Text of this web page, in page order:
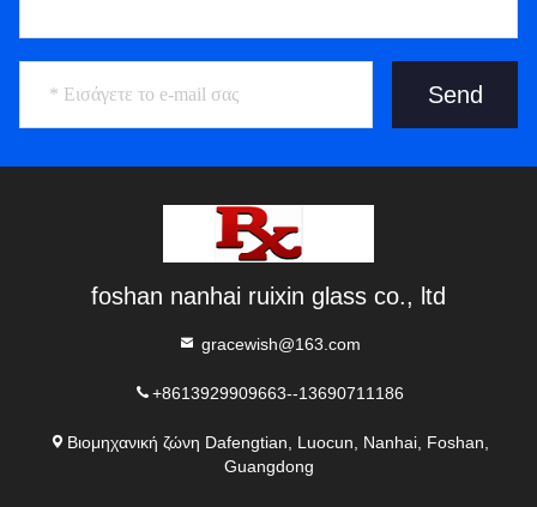
Send
foshan nanhai ruixin glass co., ltd
gracewish@163.com
+8613929909663--13690711186
Βιομηχανική ζώνη Dafengtian, Luocun, Nanhai, Foshan,
Guangdong